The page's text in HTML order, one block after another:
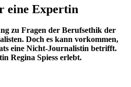
eine Expertin
zu Fragen der Berufsethik der
Doch es kann vorkommen,
eine Nicht-Journalistin betrifft.
Regina Spiess erlebt.